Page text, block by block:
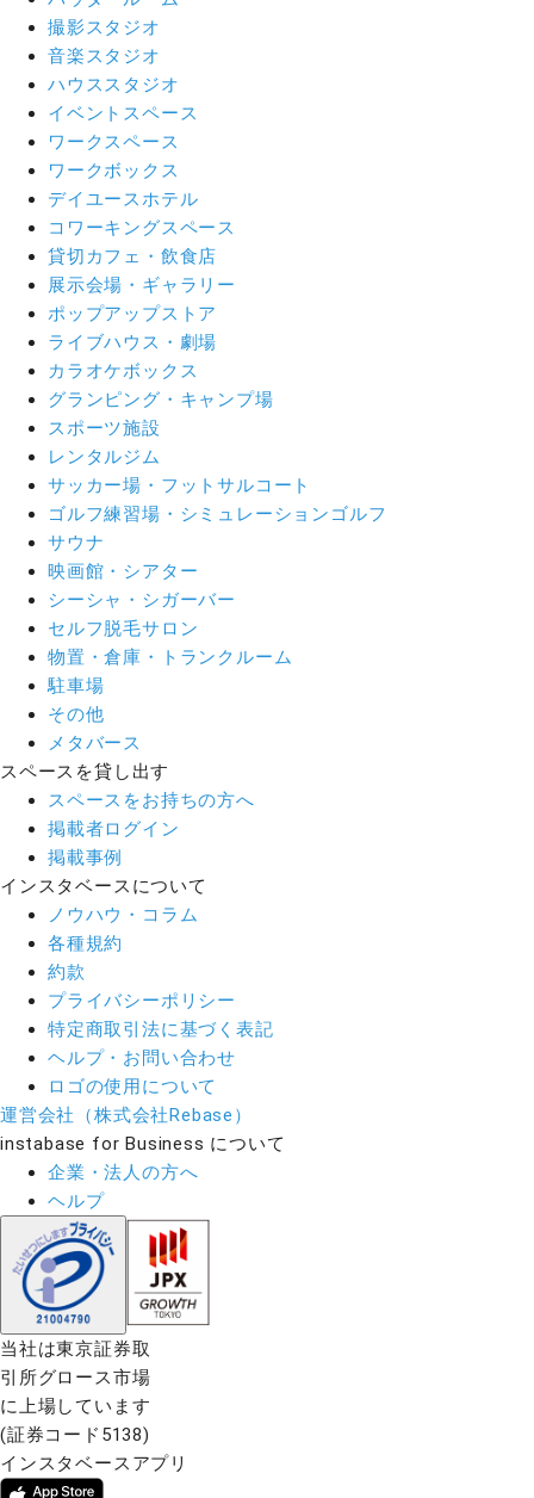
撮影スタジオ
音楽スタジオ
ハウススタジオ
イベントスペース
ワークスペース
ワークボックス
デイユースホテル
コワーキングスペース
貸切カフェ・飲食店
展示会場・ギャラリー
ポップアップストア
ライブハウス・劇場
カラオケボックス
グランピング・キャンプ場
スポーツ施設
レンタルジム
サッカー場・フットサルコート
ゴルフ練習場・シミュレーションゴルフ
サウナ
映画館・シアター
シーシャ・シガーバー
セルフ脱毛サロン
物置・倉庫・トランクルーム
駐車場
その他
メタバース
スペースを貸し出す
スペースをお持ちの方へ
掲載者ログイン
掲載事例
インスタベースについて
ノウハウ・コラム
各種規約
約款
プライバシーポリシー
特定商取引法に基づく表記
ヘルプ・お問い合わせ
ロゴの使用について
運営会社（株式会社Rebase）
instabase for Business について
企業・法人の方へ
ヘルプ
当社は東京証券取
引所グロース市場
に上場しています
(証券コード5138)
インスタベースアプリ